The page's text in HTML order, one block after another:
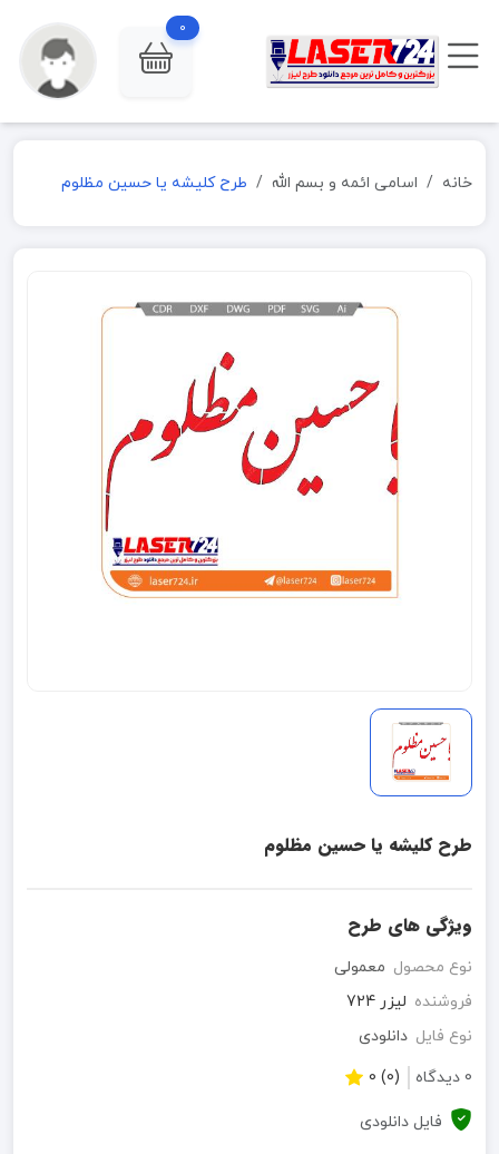
0
خانه اسامی ائمه و بسم الله طرح کلیشه یا حسین مظلوم
طرح کلیشه یا حسین مظلوم
ویژگی های طرح
نوع محصول معمولی
فروشنده لیزر 724
نوع فایل دانلودی
0 دیدگاه
(0) 0
فایل دانلودی